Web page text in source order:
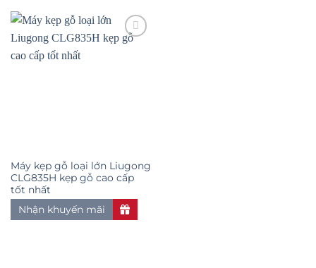
Máy kẹp gỗ loại lớn Liugong
CLG835H kẹp gỗ cao cấp
tốt nhất
Nhận khuyến mãi